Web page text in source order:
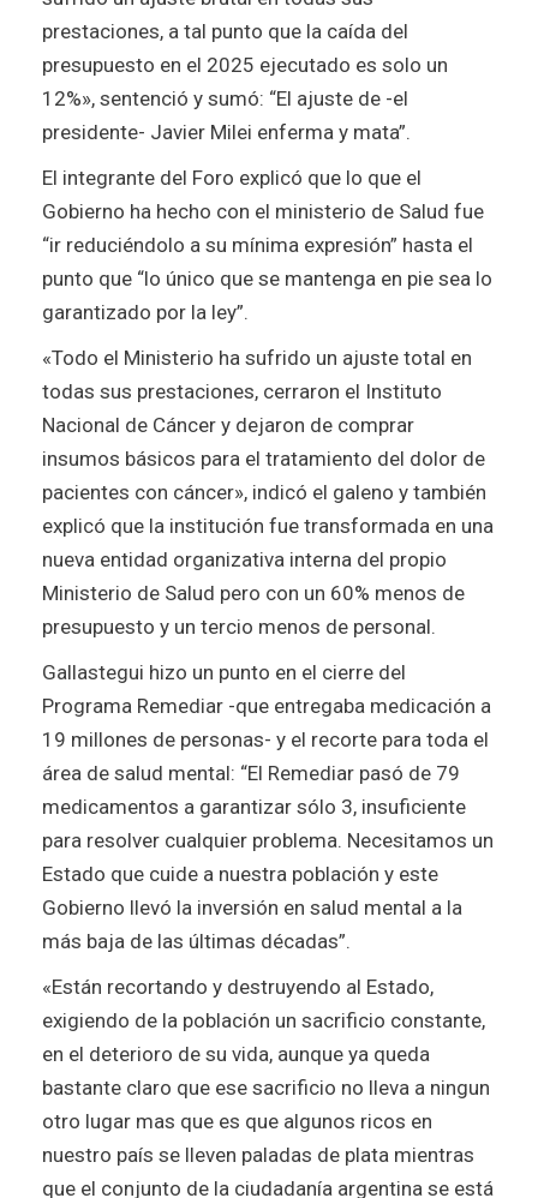
prestaciones, a tal punto que la caída del
presupuesto en el 2025 ejecutado es solo un
12%», sentenció y sumó: “El ajuste de -el
presidente- Javier Milei enferma y mata”.
El integrante del Foro explicó que lo que el
Gobierno ha hecho con el ministerio de Salud fue
“ir reduciéndolo a su mínima expresión” hasta el
punto que “lo único que se mantenga en pie sea lo
garantizado por la ley”.
«Todo el Ministerio ha sufrido un ajuste total en
todas sus prestaciones, cerraron el Instituto
Nacional de Cáncer y dejaron de comprar
insumos básicos para el tratamiento del dolor de
pacientes con cáncer», indicó el galeno y también
explicó que la institución fue transformada en una
nueva entidad organizativa interna del propio
Ministerio de Salud pero con un 60% menos de
presupuesto y un tercio menos de personal.
Gallastegui hizo un punto en el cierre del
Programa Remediar -que entregaba medicación a
19 millones de personas- y el recorte para toda el
área de salud mental: “El Remediar pasó de 79
medicamentos a garantizar sólo 3, insuficiente
para resolver cualquier problema. Necesitamos un
Estado que cuide a nuestra población y este
Gobierno llevó la inversión en salud mental a la
más baja de las últimas décadas”.
«Están recortando y destruyendo al Estado,
exigiendo de la población un sacrificio constante,
en el deterioro de su vida, aunque ya queda
bastante claro que ese sacrificio no lleva a ningun
otro lugar mas que es que algunos ricos en
nuestro país se lleven paladas de plata mientras
que el conjunto de la ciudadanía argentina se está